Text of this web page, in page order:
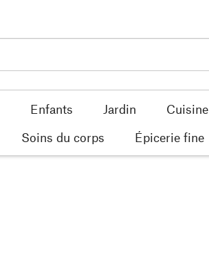
Enfants Jardin Cuisine
Soins du corps Épicerie fine